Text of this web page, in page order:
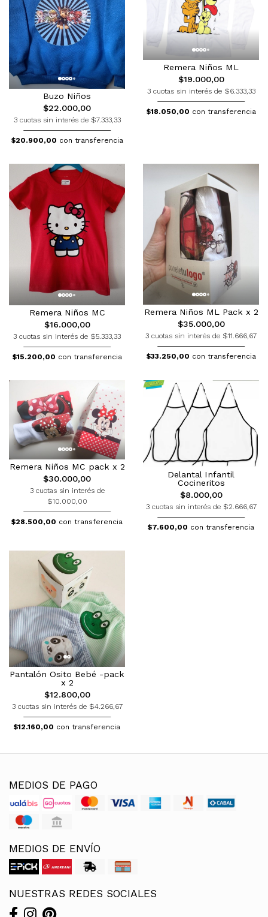
Buzo Niños
$22.000,00
3 cuotas sin interés de $7.333,33
$20.900,00 con transferencia
Remera Niños ML
$19.000,00
3 cuotas sin interés de $6.333,33
$18.050,00 con transferencia
Remera Niños MC
$16.000,00
3 cuotas sin interés de $5.333,33
$15.200,00 con transferencia
Remera Niños ML Pack x 2
$35.000,00
3 cuotas sin interés de $11.666,67
$33.250,00 con transferencia
Remera Niños MC pack x 2
$30.000,00
3 cuotas sin interés de
$10.000,00
$28.500,00 con transferencia
Delantal Infantil
Cocineritos
$8.000,00
3 cuotas sin interés de $2.666,67
$7.600,00 con transferencia
Pantalón Osito Bebé -pack
x 2
$12.800,00
3 cuotas sin interés de $4.266,67
$12.160,00 con transferencia
MEDIOS DE PAGO
MEDIOS DE ENVÍO
NUESTRAS REDES SOCIALES